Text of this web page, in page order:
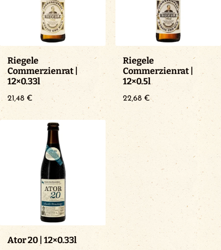
Riegele
Commerzienrat |
12×0.33l
21,48 €
Riegele
Commerzienrat |
12×0.5l
22,68 €
Ator 20 | 12×0.33l